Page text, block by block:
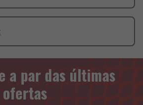
a par das últimas
ofertas